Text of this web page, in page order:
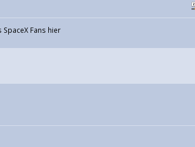
Fans hier